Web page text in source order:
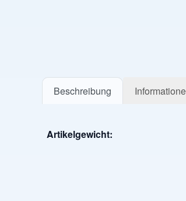
Beschreibung
Artikelgewicht: